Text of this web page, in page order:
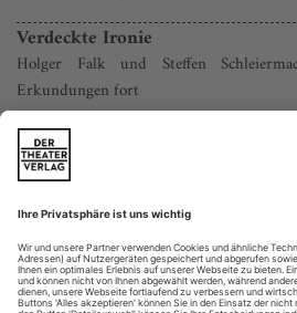
Verdeckte Ironie
Holger Falk und Steffen
Erkundungen fort
«Ein garstig Lied! Pfui! Ein
Das Wort des Mephisto aus Goethes
die gegen Hanns Eisler
Komponisten agitatorischer Lieder
DDR-Nationalhymne. Der
1935 verkündet, «das Kampflied»
des Proletariats».